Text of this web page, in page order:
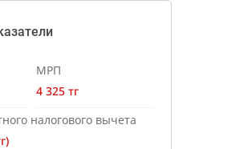
МРП
4 325 тг
налогового вычета